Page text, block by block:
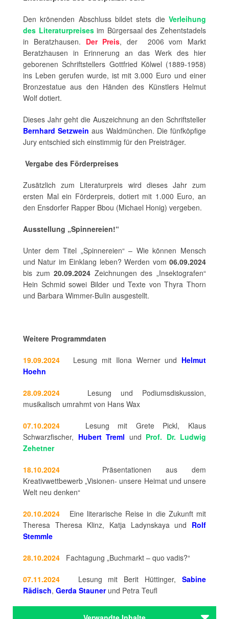
Den krönenden Abschluss bildet stets die Verleihung
des Literaturpreisesim Bürgersaal des Zehentstadels
in Beratzhausen. Der Preis, der
2006 vom Markt
Beratzhausen in Erinnerung an das Werk des hier
geborenen Schriftstellers Gottfried Kölwel (1889-1958)
ins Leben gerufen wurde, ist mit 3.000 Euro und einer
Bronzestatue aus den Händen des Künstlers Helmut
Wolf dotiert.
Dieses Jahr geht die Auszeichnung an den Schriftsteller
Bernhard Setzwein aus Waldmünchen. Die fünfköpfige
Jury entschied sich einstimmig für den Preisträger.
Vergabe des Förderpreises
Zusätzlich zum Literaturpreis wird dieses Jahr zum
ersten Mal ein Förderpreis, dotiert mit 1.000 Euro, an
den Ensdorfer Rapper Bbou (Michael Honig) vergeben.
Ausstellung „Spinnereien!“
Unter dem Titel „Spinnereien“ – Wie können Mensch
und Natur im Einklang leben? Werden vom 06.09.2024
bis zum 20.09.2024 Zeichnungen des „Insektografen“
Hein Schmid sowei Bilder und Texte von Thyra Thorn
und Barbara Wimmer-Bulin ausgestellt.
Weitere Programmdaten
19.09.2024 Lesung mit Ilona Werner und Helmut
Hoehn
28.09.2024 Lesung und Podiumsdiskussion,
musikalisch umrahmt von Hans Wax
07.10.2024 Lesung mit Grete Pickl, Klaus
Schwarzfischer, Hubert Treml und Prof. Dr. Ludwig
Zehetner
18.10.2024 Präsentationen aus dem
Kreativwettbewerb „Visionen- unsere Heimat und unsere
Welt neu denken“
20.10.2024 Eine literarische Reise in die Zukunft mit
Theresa Theresa Klinz, Katja Ladynskaya und Rolf
Stemmle
28.10.2024 Fachtagung „Buchmarkt – quo vadis?“
07.11.2024 Lesung mit Berit Hüttinger, Sabine
Rädisch, Gerda Staunerund Petra Teufl